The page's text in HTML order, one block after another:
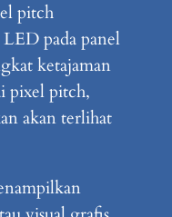
pitch
pada panel
ketajaman
pixel pitch,
akan terlihat